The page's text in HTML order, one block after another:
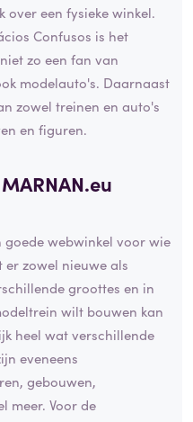
over een fysieke winkel.
Confusos is het
zo een fan van
modelauto's. Daarnaast
zowel treinen en auto's
en figuren.
goede webwinkel voor wie
er zowel nieuwe als
groottes en in
wilt bouwen kan
heel wat verschillende
eveneens
gebouwen,
meer. Voor de